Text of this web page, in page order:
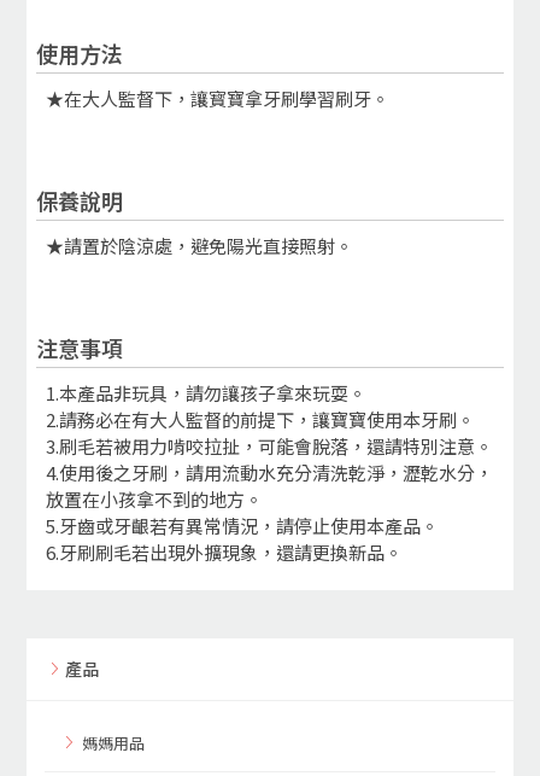
使用方法
★在大人監督下，讓寳寶拿牙刷學習刷牙。
保養說明
★請置於陰涼處，避免陽光直接照射。
注意事項
1.本產品非玩具，請勿讓孩子拿來玩耍。
2.請務必在有大人監督的前提下，讓寶寶使用本牙刷。
3.刷毛若被用力啃咬拉扯，可能會脫落，還請特別注意。
4.使用後之牙刷，請用流動水充分清洗乾淨，瀝乾水分，
放置在小孩拿不到的地方。
5.牙齒或牙齦若有異常情況，請停止使用本產品。
6.牙刷刷毛若出現外擴現象，還請更換新品。
產品
媽媽用品